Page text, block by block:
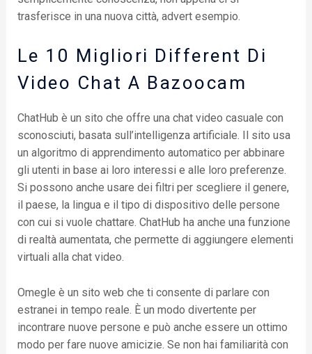
trasferisce in una nuova città, advert esempio.
Le 10 Migliori Different Di
Video Chat A Bazoocam
ChatHub è un sito che offre una chat video casuale con
sconosciuti, basata sull’intelligenza artificiale. Il sito usa
un algoritmo di apprendimento automatico per abbinare
gli utenti in base ai loro interessi e alle loro preferenze.
Si possono anche usare dei filtri per scegliere il genere,
il paese, la lingua e il tipo di dispositivo delle persone
con cui si vuole chattare. ChatHub ha anche una funzione
di realtà aumentata, che permette di aggiungere elementi
virtuali alla chat video.
Omegle è un sito web che ti consente di parlare con
estranei in tempo reale. È un modo divertente per
incontrare nuove persone e può anche essere un ottimo
modo per fare nuove amicizie. Se non hai familiarità con